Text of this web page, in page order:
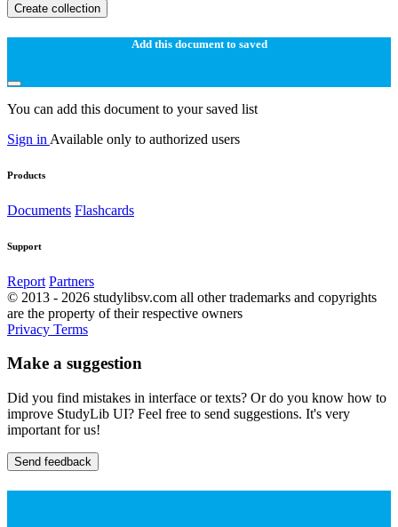
Create collection
Add this document to saved
You can add this document to your saved list
Sign in Available only to authorized users
Products
Documents Flashcards
Support
Report Partners
© 2013 - 2026 studylibsv.com all other trademarks and copyrights
are the property of their respective owners
Privacy Terms
Make a suggestion
Did you find mistakes in interface or texts? Or do you know how to
improve StudyLib UI? Feel free to send suggestions. It's very
important for us!
Send feedback